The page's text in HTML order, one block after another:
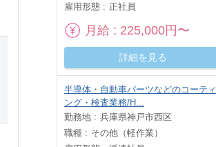
雇用形態
正社員
月給 225,000円〜
詳細を見る
半導体・自動車パーツなどのコーティ
ング・検査業務/H...
勤務地
兵庫県神戸市西区
職種
その他（軽作業）